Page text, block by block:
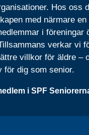
Hos oss
med närmare
i föreningar
verkar vi
villkor för äldre –
för dig som senior.
i SPF